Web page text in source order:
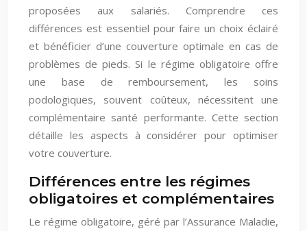
proposées aux salariés. Comprendre ces
différences est essentiel pour faire un choix éclairé
et bénéficier d’une couverture optimale en cas de
problèmes de pieds. Si le régime obligatoire offre
une base de remboursement, les soins
podologiques, souvent coûteux, nécessitent une
complémentaire santé performante. Cette section
détaille les aspects à considérer pour optimiser
votre couverture.
Différences entre les régimes
obligatoires et complémentaires
Le régime obligatoire, géré par l’Assurance Maladie,